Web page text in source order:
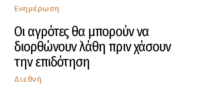
Ενημέρωση
Οι αγρότες θα μπορούν να
διορθώνουν λάθη πριν χάσουν
την επιδότηση
Διεθνή